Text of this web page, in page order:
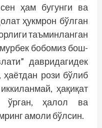
ҳам бугунги ва
ҳукмрон бўлган
таъминланган
бобомиз бош­
давридагидек
ҳаётдан рози бўлиб
ҳақиқат
ўрган, ҳалол ва
амоли бўлсин.